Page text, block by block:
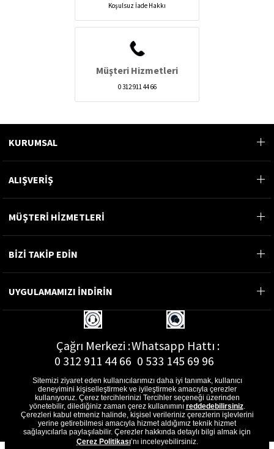
Koşulsuz İade Hakkı
Müşteri Hizmetleri
0 312 911 44 66
KURUMSAL
ALIŞVERİŞ
MÜŞTERİ HİZMETLERİ
BİZİ TAKİP EDİN
UYGULAMAMIZI İNDİRİN
Çağrı Merkezi :
0 312 911 44 66
Whatsapp Hattı :
0 533 145 69 96
E-Posta Adresi :
musterihizmetleri@gon.com.tr
Sitemizi ziyaret eden kullanıcılarımızı daha iyi tanımak, kullanıcı
deneyimini kişiselleştirmek ve iyileştirmek amacıyla çerezler
kullanıyoruz. Çerez tercihlerinizi Tercihler seçeneği üzerinden
yönetebilir, dilediğiniz zaman çerez kullanımını reddedebilirsiniz.
Çerezleri kabul etmeniz halinde, kişisel verileriniz çerezlerin işlevlerini
yerine getirebilmesi amacıyla hizmet aldığımız teknik hizmet
sağlayıcılarla paylaşılabilir. Çerezler hakkında detaylı bilgi almak için
Çerez Politikası’nı inceleyebilirsiniz.